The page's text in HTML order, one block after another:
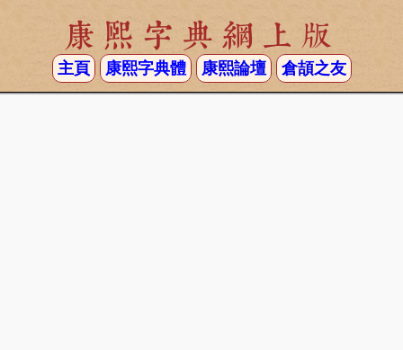
康熙字典網上版
主頁 康熙字典體 康熙論壇 倉頡之友